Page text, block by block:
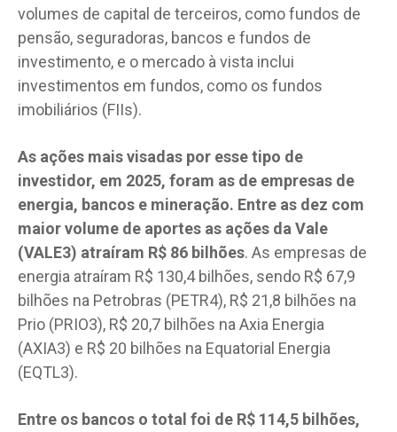
volumes de capital de terceiros, como fundos de
pensão, seguradoras, bancos e fundos de
investimento, e o mercado à vista inclui
investimentos em fundos, como os fundos
imobiliários (FIIs).
As ações mais visadas por esse tipo de
investidor, em 2025, foram as de empresas de
energia, bancos e mineração. Entre as dez com
maior volume de aportes as ações da Vale
(VALE3) atraíram R$ 86 bilhões. As empresas de
energia atraíram R$ 130,4 bilhões, sendo R$ 67,9
bilhões na Petrobras (PETR4), R$ 21,8 bilhões na
Prio (PRIO3), R$ 20,7 bilhões na Axia Energia
(AXIA3) e R$ 20 bilhões na Equatorial Energia
(EQTL3).
Entre os bancos o total foi de R$ 114,5 bilhões,